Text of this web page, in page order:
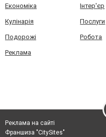
Економіка Інтер'єр
Кулінарія Послуги
Подорожі Робота
Реклама
Реклама на сайті
Франшиза "CitySites"